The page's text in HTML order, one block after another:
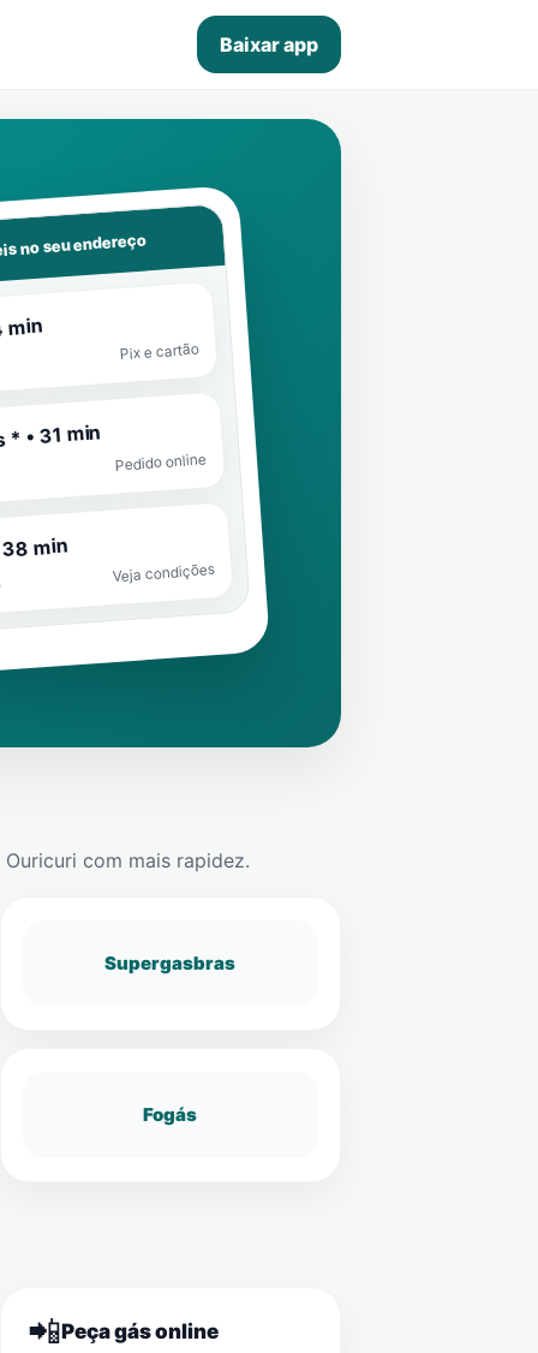
Baixar app
no seu endereço
min
Pix e cartão
• 31 min
Pedido online
min
Veja condições
Ouricuri com mais rapidez.
Supergasbras
Fogás
📲Peça gás online